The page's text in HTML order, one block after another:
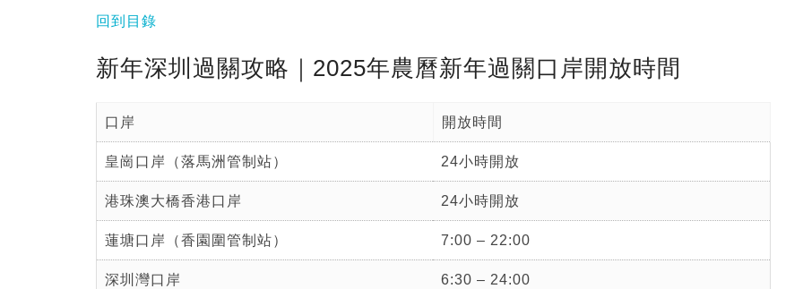
回到目錄
新年深圳過關攻略｜2025年農曆新年過關口岸開放時間
口岸 開放時間
皇崗口岸（落馬洲管制站） 24小時開放
港珠澳大橋香港口岸 24小時開放
蓮塘口岸（香園圍管制站） 7:00 – 22:00
深圳灣口岸 6:30 – 24:00